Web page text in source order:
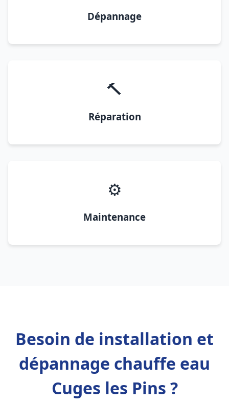
Dépannage
🔨
Réparation
⚙️
Maintenance
Besoin de installation et
dépannage chauffe eau
Cuges les Pins ?